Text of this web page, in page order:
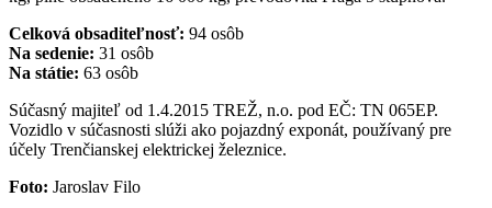
Celková obsaditeľnosť: 94 osôb
Na sedenie: 31 osôb
Na státie: 63 osôb
Súčasný majiteľ od 1.4.2015 TREŽ, n.o. pod EČ: TN 065EP.
Vozidlo v súčasnosti slúži ako pojazdný exponát, používaný pre
účely Trenčianskej elektrickej železnice.
Foto: Jaroslav Filo